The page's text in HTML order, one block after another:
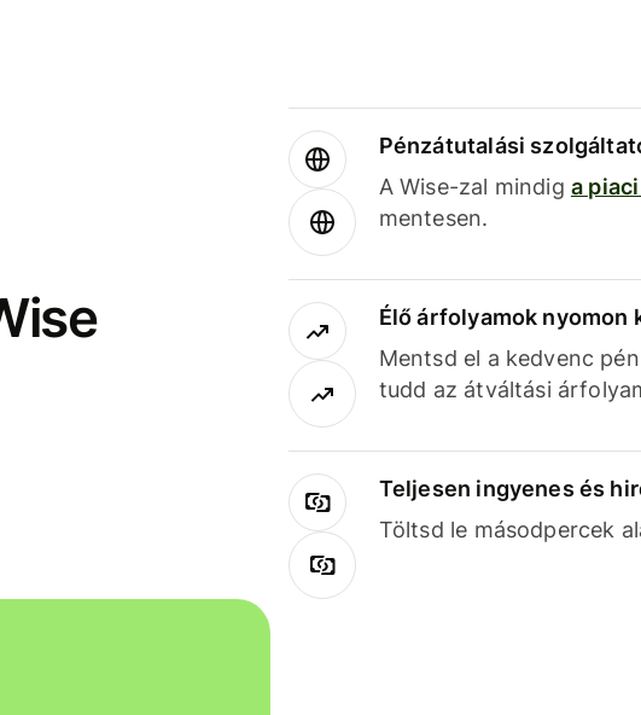
Pénzátutalási
A Wise-zal mindig a
mentesen.
Élő árfolyamok nyomon
Mentsd el a kedvenc
tudd az átváltási
Teljesen ingyenes és
Töltsd le másodpercek